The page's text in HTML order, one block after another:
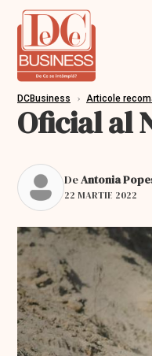
DCBusiness › Articole
Oficial al
DeAntonia
22 MARTIE 2022